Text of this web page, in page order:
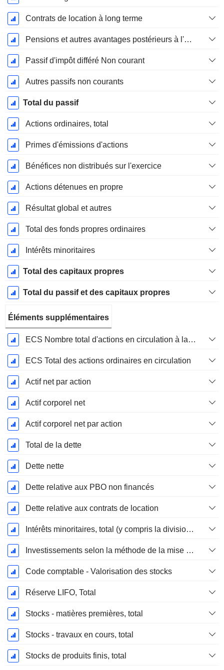
Contrats de location à long terme
Pensions et autres avantages postérieurs à l'emploi
Passif d'impôt différé Non courant
Autres passifs non courants
Total du passif
Actions ordinaires, total
Primes d'émissions d'actions
Bénéfices non distribués sur l'exercice
Actions détenues en propre
Résultat global et autres
Total des fonds propres ordinaires
Intérêts minoritaires
Total des capitaux propres
Total du passif et des capitaux propres
Éléments supplémentaires
ECS Nombre total d'actions en circulation à la date de dépôt
ECS Total des actions ordinaires en circulation
Actif net par action
Actif corporel net
Actif corporel net par action
Total de la dette
Dette nette
Dette relative aux PBO non financés
Dette relative aux contrats de location
Intérêts minoritaires, total (y compris la division financière)
Investissements selon la méthode de la mise en équivalence, total
Code comptable - Valorisation des stocks
Réserve LIFO, Total
Stocks - matières premières, total
Stocks - travaux en cours, total
Stocks de produits finis, total